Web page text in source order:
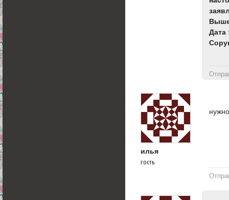
Дата
илья
гость